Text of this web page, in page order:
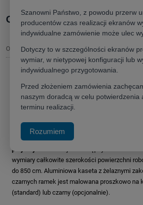
Opis produktu
Opis
Ekran Adeo Big One 760 (16:9)–
projekcyjny wielkiego formatu
formatu , zaprojektowany z myślą o
jak
sale konferencyjne
projekcji
wymiary całkowite szerokości powierzchni
do 850 cm. Aluminiowa kaseta z żelaznymi
czarnych ramek jest malowana proszkowo na
(standard) lub czarny (opcjonalnie).
Szanowni Państwo, z powodu przerw
producentów czas realizacji ekranów
indywidualne zamówienie może ulec
Dotyczy to w szczególności ekranów
wymiar, w nietypowej konfiguracji lub
indywidualnego przygotowania.
Przed złożeniem zamówienia
naszym doradcą w celu potwierdzenia
terminu realizacji.
Rozumiem